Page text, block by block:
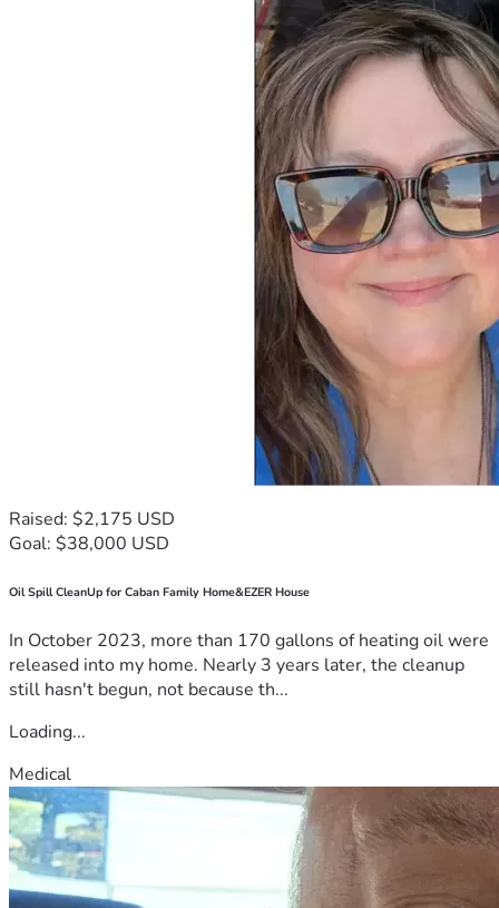
Raised: $2,175 USD
Goal: $38,000 USD
Oil Spill CleanUp for Caban Family Home&EZER House
In October 2023, more than 170 gallons of heating oil were
released into my home. Nearly 3 years later, the cleanup
still hasn't begun, not because th...
Loading...
Medical